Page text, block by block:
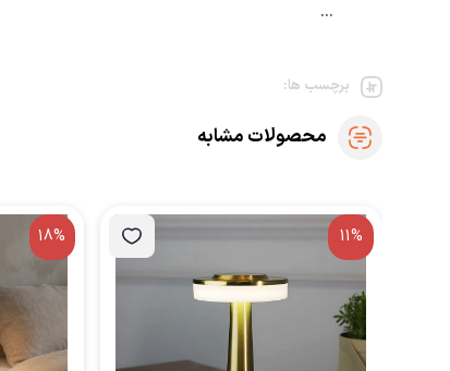
…
برچسب ها:
محصولات مشابه
11%
18%